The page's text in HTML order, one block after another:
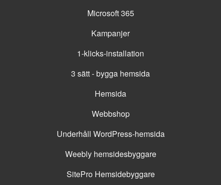
Microsoft 365
Kampanjer
1-klicks-installation
3 sätt - bygga hemsida
Hemsida
Webbshop
Underhåll WordPress-hemsida
Weebly hemsidesbyggare
SitePro Hemsidebyggare